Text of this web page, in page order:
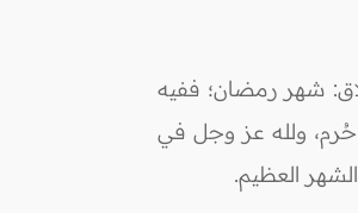
شهر رمضان؛ ففيه
حُرم، ولله عز وجل في
العظيم.